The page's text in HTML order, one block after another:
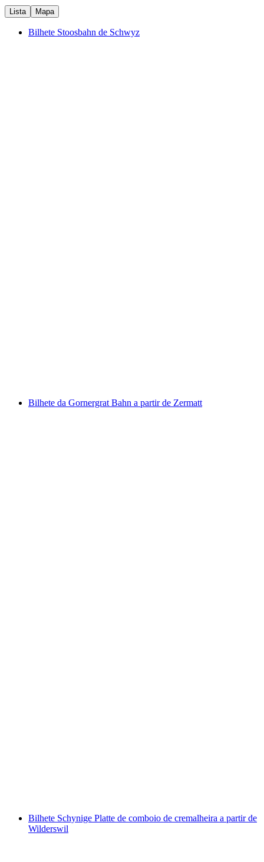
Lista Mapa
Bilhete Stoosbahn de Schwyz
Bilhete da Gornergrat Bahn a partir de Zermatt
Bilhete Schynige Platte de comboio de cremalheira a partir de
Wilderswil